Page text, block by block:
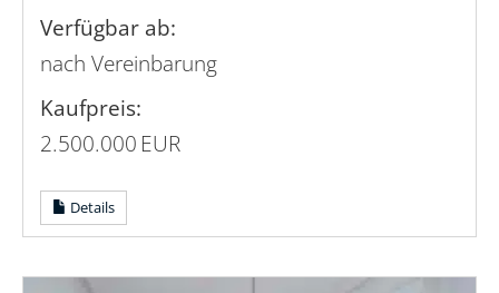
Verfügbar ab:
nach Vereinbarung
Kaufpreis:
2.500.000 EUR
Details